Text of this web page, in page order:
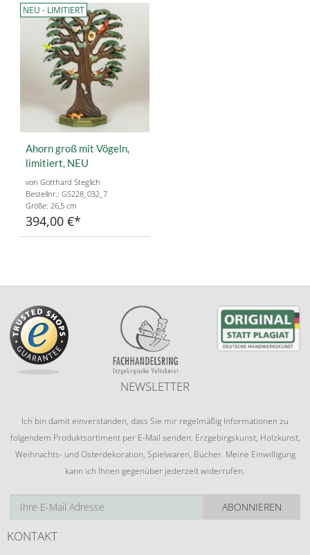
NEU - LIMITIERT
Ahorn groß mit Vögeln,
limitiert, NEU
von Gotthard Steglich
Bestellnr.: GS228_032_7
Größe: 26,5 cm
394,00 €
NEWSLETTER
Ich bin damit einverstanden, dass Sie mir regelmäßig Informationen zu
folgendem Produktsortiment per E-Mail senden: Erzgebirgskunst, Holzkunst,
Weihnachts- und Osterdekoration, Spielwaren, Bücher. Meine Einwilligung
kann ich Ihnen gegenüber jederzeit widerrufen.
ABONNIEREN
KONTAKT